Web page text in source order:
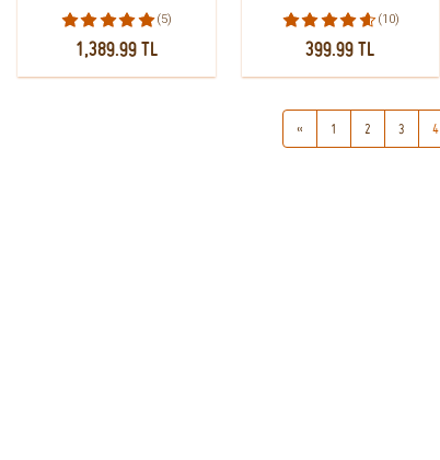
(5)
1,389.99 TL
(10)
399.99 TL
« 1 2 3 4